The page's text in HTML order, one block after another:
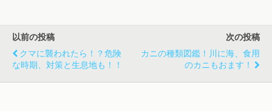
以前の投稿
クマに襲われたら！？危険
な時期、対策と生息地も！！
次の投稿
カニの種類図鑑！川に海、食用
のカニもおます！